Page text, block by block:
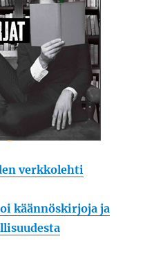
verkkolehti
käännöskirjoja ja